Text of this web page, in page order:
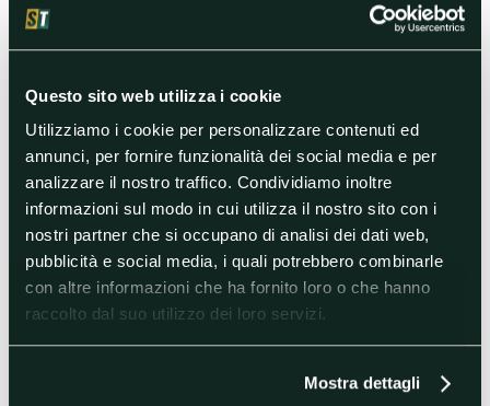
Questo sito web utilizza i cookie
Utilizziamo i cookie per personalizzare contenuti ed
annunci, per fornire funzionalità dei social media e per
analizzare il nostro traffico. Condividiamo inoltre
informazioni sul modo in cui utilizza il nostro sito con i
nostri partner che si occupano di analisi dei dati web,
pubblicità e social media, i quali potrebbero combinarle
con altre informazioni che ha fornito loro o che hanno
raccolto dal suo utilizzo dei loro servizi.
Mostra dettagli
Didier Deschamps ha stilato la
Benzema in Nazionale.
#Europe
#EuropeanChampionship
#Europei
#Francia
17/05/2021 13:29
Euro 2020, i convocati della
Polonia: Szczesny e
Zielinski tra i 26
fedelissimi per la missione